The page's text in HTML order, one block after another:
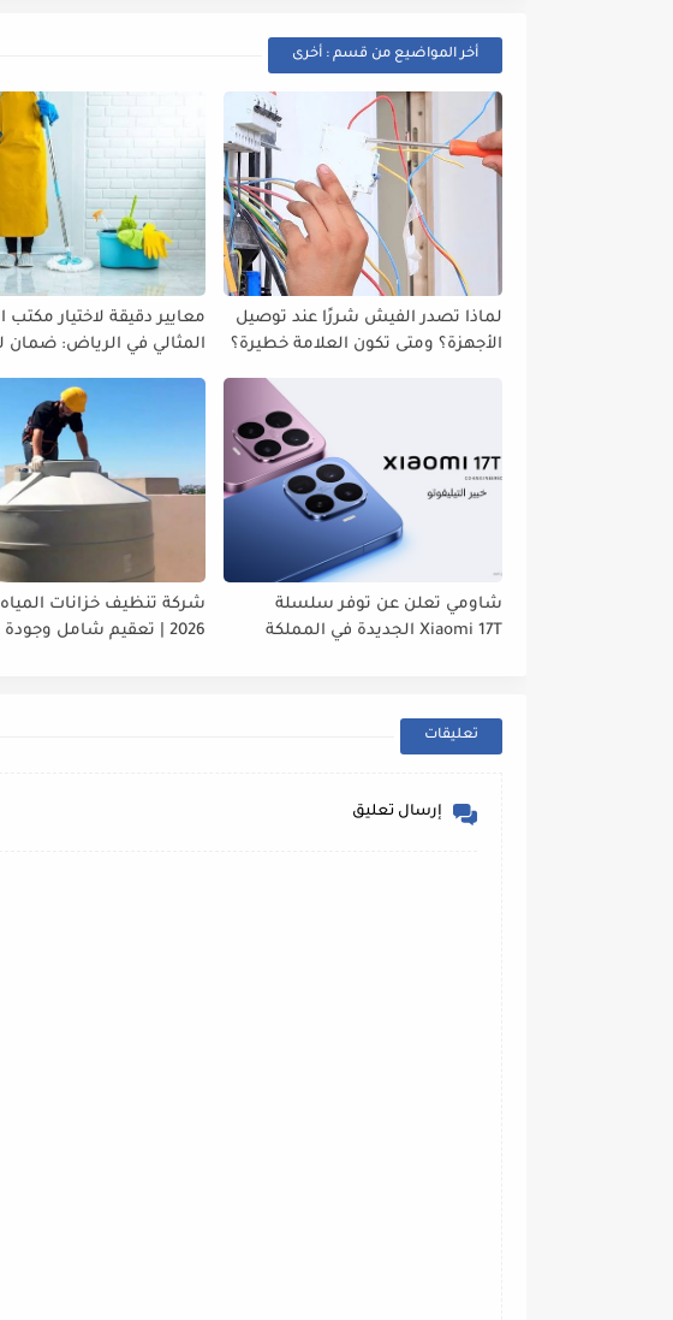
أخر المواضيع من قسم : أخرى
لماذا تصدر الفيش شررًا عند توصيل
الأجهزة؟ ومتى تكون العلامة خطيرة؟
معايير دقيقة لاختيار مكتب
المثالي في الرياض: ضمان
شاومي تعلن عن توفر سلسلة
Xiaomi 17T الجديدة في المملكة
شركة تنظيف خزانات
2026 | تعقيم شامل وجودة عالية
تعليقات
إرسال تعليق